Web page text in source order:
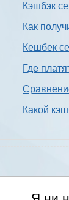
Кэшбэк
Как
Кешбек
Где
Какой